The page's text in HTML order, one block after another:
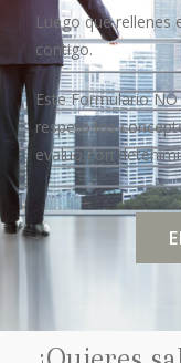
Luego que
contigo.
Este Formulario
respeto los
evaluó con